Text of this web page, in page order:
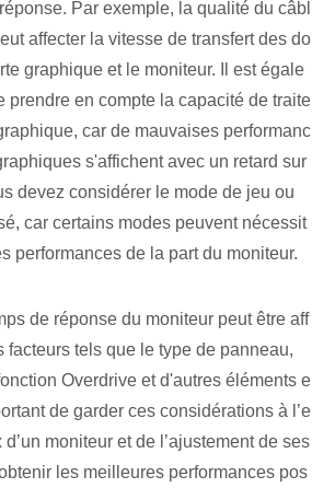
Par exemple, la qualité du câbl
affecter la vitesse de transfert des do
graphique et le moniteur. Il est égale
prendre en compte la capacité de traite
car de mauvaises performanc
s'affichent avec un retard sur
devez considérer le mode de jeu ou
car certains modes peuvent nécessit
performances de la part du moniteur.
de réponse du moniteur peut être aff
facteurs tels que le type de panneau,
Overdrive et d'autres éléments e
de garder ces considérations à l’e
moniteur et de l’ajustement de ses
les meilleures performances pos